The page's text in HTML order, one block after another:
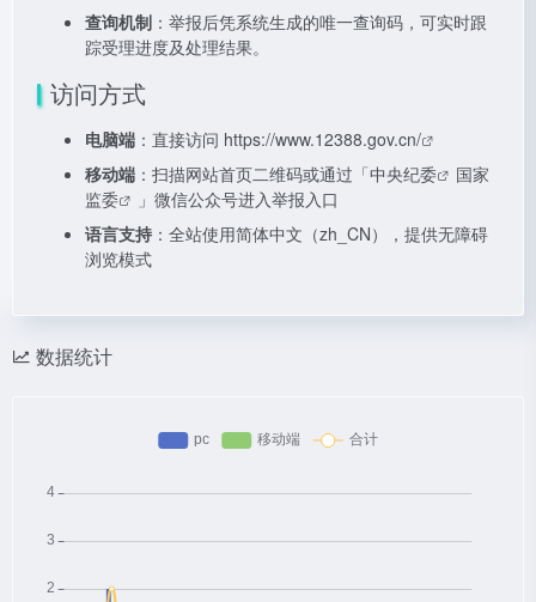
查询机制 ：举报后凭系统生成的唯一查询码，可实时跟
踪受理进度及处理结果。
访问方式
电脑端 ：直接访问 https://www.12388.gov.cn/
移动端 ：扫描网站首页二维码或通过「中央纪委
国家
监委
」微信公众号进入举报入口
语言支持 ：全站使用简体中文（zh_CN），提供无障碍
浏览模式
数据统计